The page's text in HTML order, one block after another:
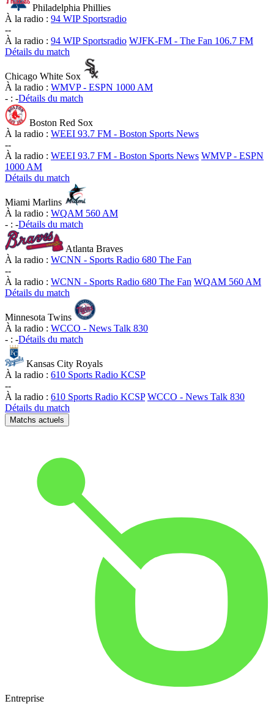
Philadelphia Phillies
À la radio : 94 WIP Sportsradio
--
À la radio : 94 WIP Sportsradio WJFK-FM - The Fan 106.7 FM
Détails du match
Chicago White Sox
À la radio : WMVP - ESPN 1000 AM
- : -Détails du match
Boston Red Sox
À la radio : WEEI 93.7 FM - Boston Sports News
--
À la radio : WEEI 93.7 FM - Boston Sports News WMVP - ESPN
1000 AM
Détails du match
Miami Marlins
À la radio : WQAM 560 AM
- : -Détails du match
Atlanta Braves
À la radio : WCNN - Sports Radio 680 The Fan
--
À la radio : WCNN - Sports Radio 680 The Fan WQAM 560 AM
Détails du match
Minnesota Twins
À la radio : WCCO - News Talk 830
- : -Détails du match
Kansas City Royals
À la radio : 610 Sports Radio KCSP
--
À la radio : 610 Sports Radio KCSP WCCO - News Talk 830
Détails du match
Matchs actuels
Entreprise